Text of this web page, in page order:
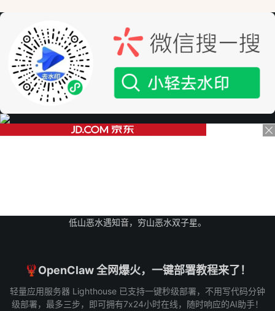
低山恶水遇知音，穷山恶水双子星。
🦞OpenClaw 全网爆火，一键部署教程来了！
轻量应用服务器 Lighthouse 已支持一键秒级部署，不用写代码分钟
级部署，最多三步，即可拥有7x24小时在线，随时响应的AI助手！